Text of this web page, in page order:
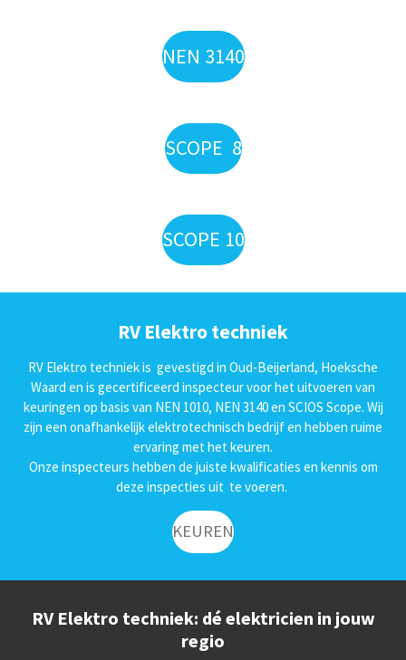
NEN 3140
SCOPE 8
SCOPE 10
RV Elektro techniek
RV Elektro techniek is gevestigd in Oud-Beijerland, Hoeksche
Waard en is gecertificeerd inspecteur voor het uitvoeren van
keuringen op basis van NEN 1010, NEN 3140 en SCIOS Scope. Wij
zijn een onafhankelijk elektrotechnisch bedrijf en hebben ruime
ervaring met het keuren.
Onze inspecteurs hebben de juiste kwalificaties en kennis om
deze inspecties uit te voeren.
KEUREN
RV Elektro techniek: dé elektricien in jouw
regio